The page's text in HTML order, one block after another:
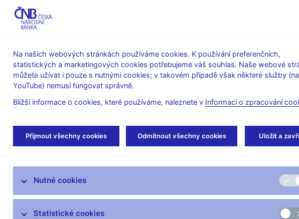
O ČNB
Měnová
politika
Finanční
Dohled a
Úvod Veřejnost Servis pro média Autorské články, rozhovory
Lenka
Servis pro média
Autorské články, rozhovory
Vystoupení a rozhovory guvernéra
Na našich webových stránkách používáme cookies. K používání preferenčních,
statistických a marketingových cookies potřebujeme váš souhlas. Naše webové
můžete užívat i pouze s nutnými cookies; v takovém případě však některé služby
YouTube) nemusí fungovat správně.
Bližší informace o cookies, které používáme, naleznete v Informaci o zpracování
Přijmout všechny cookies Odmítnout všechny cookies Uložit a
Nutné cookies
Statistické cookies